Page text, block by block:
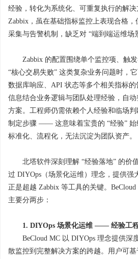
经验，转化为系统化、可重复执行的解
Zabbix，虽在基础指标监控上表现合格
采集与告警机制，缺乏对 “端到端运维场
Zabbix 的配置围绕单个监控项、触
“核心交易失败” 这类复杂业务问题时，
数据库响应、API 状态等多个相关指标
信息结合业务逻辑与团队处理经验，自
方案。工程师仍需依赖个人经验和临场判
制定步骤 —— 这意味着宝贵的 “经验” 始
标准化、流程化，无法沉淀为团队资产。
北塔软件深刻理解 “经验落地” 的价
过 DIYOps（场景化运维）理念，提供强
正是超越 Zabbix 等工具的关键。
主要分两步：
1. DIYOps 场景化运维 —— 经验工
BeCloud MC 以 DIYOps 理念提供深
散监控到完整解决方案的跨越。用户可